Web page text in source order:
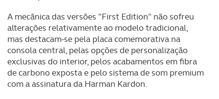
consentimento e quando tal se afigure estritamente
necessário no contexto dos serviços a prestar.
Realçamos que o bloqueio de certo tipo de Cookies e
tecnologias similares pode ter impacto na sua
experiência de navegação no Website e nos serviços
disponibilizados.
A mecânica das versões "First Edition" não sofreu
alterações relativamente ao modelo tradicional,
mas destacam-se pela placa comemorativa na
consola central, pelas opções de personalização
exclusivas do interior, pelos acabamentos em fibra
de carbono exposta e pelo sistema de som premium
com a assinatura da Harman Kardon.